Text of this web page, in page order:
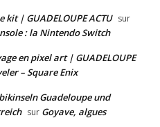
| GUADELOUPE ACTU sur
: la Nintendo Switch
en pixel art | GUADELOUPE
– Square Enix
Guadeloupe und
sur Goyave, algues